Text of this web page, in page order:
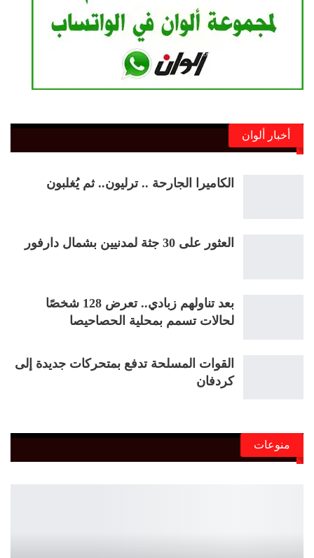
أخبار ألوان
الكاميرا الجارحة .. ترليون.. ثم يُغلبون
العثور على 30 جثة لمدنيين بشمال دارفور
بعد تناولهم زبادي.. تعرض 128 شخصًا
لحالات تسمم بمحلية الحصاحيصا
القوات المسلحة تدفع بمتحركات جديدة إلى
كردفان
منوعات